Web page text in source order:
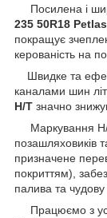
Посилена і
235 50R18 Petlas
покращує
керованість на
Швидке та
каналами шин
H/T значно
Маркування H/
позашляховиків
призначене
покриттям),
палива та чудову
Працюємо з